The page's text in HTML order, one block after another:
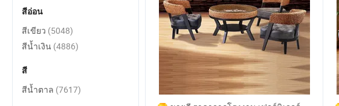
สีอ่อน
สีเขียว (5048)
สีน้ำเงิน (4886)
สี
สีน้ำตาล (7617)